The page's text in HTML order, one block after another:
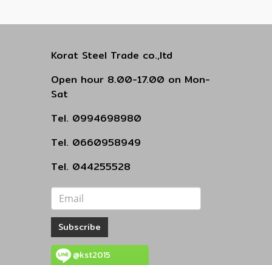
Korat Steel Trade co.,ltd
Open hour 8.00-17.00 on Mon-
Sat
Tel. 0994698980
Tel. 0660958949
Tel. 044255528
Subscribe
@kst2015